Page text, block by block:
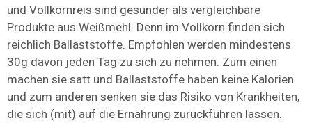
und Vollkornreis sind gesünder als vergleichbare
Produkte aus Weißmehl. Denn im Vollkorn finden sich
reichlich Ballaststoffe. Empfohlen werden mindestens
30g davon jeden Tag zu sich zu nehmen. Zum einen
machen sie satt und Ballaststoffe haben keine Kalorien
und zum anderen senken sie das Risiko von Krankheiten,
die sich (mit) auf die Ernährung zurückführen lassen.